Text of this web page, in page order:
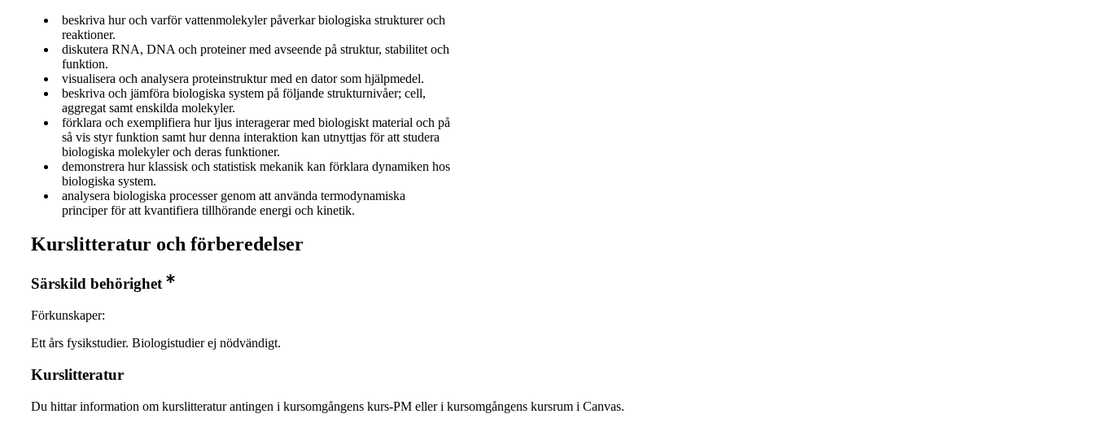
beskriva hur och varför vattenmolekyler påverkar biologiska strukturer och
reaktioner.
diskutera RNA, DNA och proteiner med avseende på struktur, stabilitet och
funktion.
visualisera och analysera proteinstruktur med en dator som hjälpmedel.
beskriva och jämföra biologiska system på följande strukturnivåer; cell,
aggregat samt enskilda molekyler.
förklara och exemplifiera hur ljus interagerar med biologiskt material och på
så vis styr funktion samt hur denna interaktion kan utnyttjas för att studera
biologiska molekyler och deras funktioner.
demonstrera hur klassisk och statistisk mekanik kan förklara dynamiken hos
biologiska system.
analysera biologiska processer genom att använda termodynamiska
principer för att kvantifiera tillhörande energi och kinetik.
Kurslitteratur och förberedelser
Särskild behörighet
Förkunskaper:
Ett års fysikstudier. Biologistudier ej nödvändigt.
Kurslitteratur
Du hittar information om kurslitteratur antingen i kursomgångens kurs-PM eller i kursomgångens kursrum i Canvas.